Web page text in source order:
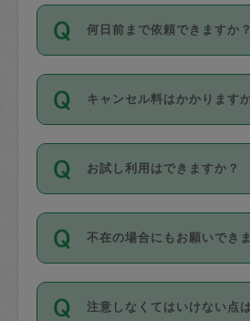
時間も被らない場合、損
社員など様々なバックグ
登録しています。
日本語も話せる方など様々
ールに記載していますの
を依頼してください。
確認しています。タスカ
ング動画を使ったセルフ
現場トライアルを受け、
ジさんが活動されていま
※テストセンターの講評は
参考
【詳細】タスカジ
依頼者とタスカジさんと
を通して成立した作業時
適用されます。作業範囲
です。作業中に物を壊し
をさせたりした場合が対
す。
写真を撮り、
何日前まで依頼できますか？
ご依頼は、現在を起点に
以降）の日時から受付可
す。
タスカジさんへ「募集」
可能です。
キャンセル料はかかります
キャンセル料には、以下
す。
1. 直前キャンセル（定期
共通）
72時間を超える※と、以下
お試し利用はできますか？
「お試し利用」というメ
せんが、「一回のみ」依
とによって、気に入った
不在の場合にもお願いでき
不在の場合の作業はタス
が必要です。数回の依頼
注意しなくてはいけない点